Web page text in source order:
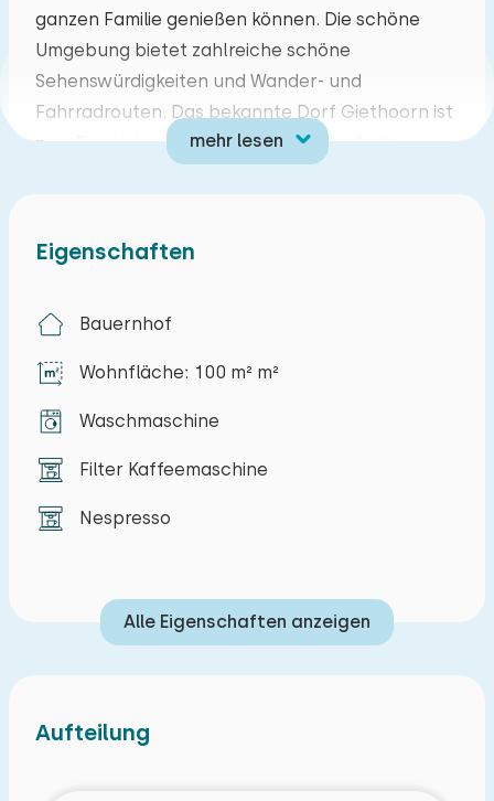
ganzen Familie genießen können. Die schöne
Umgebung bietet zahlreiche schöne
Sehenswürdigkeiten und Wander- und
Fahrradrouten. Das bekannte Dorf Giethoorn ist
zum Beispiel nur 15 Minuten mit dem Auto
Wasserwegen. Das macht diese Region perfekt,
und Essecke, einem Fernseher und
Glasfaserkabel ausgestattet. Das Ferienhaus
verfügt über eine Zentralheizung. Die Küche
verfügt über ein Induktionskochfeld, eine Kühl-
eine Mikrowelle, einen Umluftofen, eine
zwei mit einem Doppelbett und ein mit zwei
Waschmaschine und einen Trockner. Es gibt auch
mehr lesen
10 11 12 13 14 15 16
17 18 19 20 21 22
Eigenschaften
Bauernhof
Wohnfläche: 100 m² m²
Waschmaschine
Filter Kaffeemaschine
Nespresso
Alle Eigenschaften anzeigen
Aufteilung